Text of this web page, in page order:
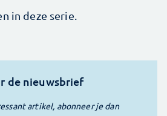
in deze serie.
de nieuwsbrief
artikel, abonneer je dan